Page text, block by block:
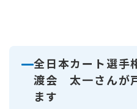
全日本カート選手
渡会 太一さんが
ます